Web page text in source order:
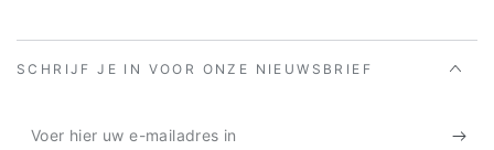
SCHRIJF JE IN VOOR ONZE NIEUWSBRIEF
Voer